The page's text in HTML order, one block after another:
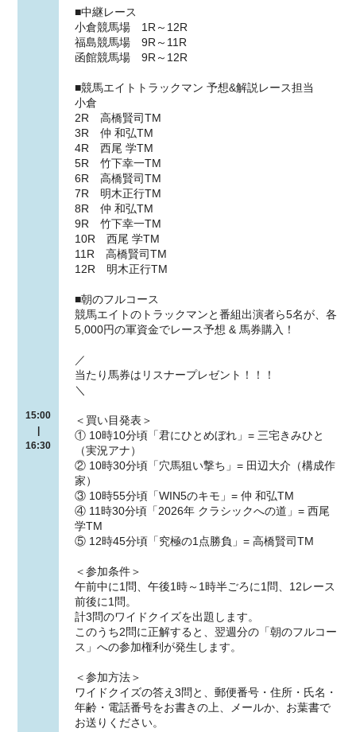
15:00
16:30
■中継レース
小倉競馬場 1R～12R
福島競馬場 9R～11R
函館競馬場 9R～12R
■競馬エイトトラックマン 予想&解説レース担当
小倉
2R 高橋賢司TM
3R 仲 和弘TM
4R 西尾 学TM
5R 竹下幸一TM
6R 高橋賢司TM
7R 明木正行TM
8R 仲 和弘TM
9R 竹下幸一TM
10R 西尾 学TM
11R 高橋賢司TM
12R 明木正行TM
■朝のフルコース
競馬エイトのトラックマンと番組出演者ら5名が、各
5,000円の軍資金でレース予想 & 馬券購入！
／
当たり馬券はリスナープレゼント！！！
＼
＜買い目発表＞
① 10時10分頃「君にひとめぼれ」= 三宅きみひと
（実況アナ）
② 10時30分頃「穴馬狙い撃ち」= 田辺大介（構成作
家）
③ 10時55分頃「WIN5のキモ」= 仲 和弘TM
④ 11時30分頃「2026年 クラシックへの道」= 西尾
学TM
⑤ 12時45分頃「究極の1点勝負」= 高橋賢司TM
＜参加条件＞
午前中に1問、午後1時～1時半ごろに1問、12レース
前後に1問。
計3問のワイドクイズを出題します。
このうち2問に正解すると、翌週分の「朝のフルコー
ス」への参加権利が発生します。
＜参加方法＞
ワイドクイズの答え3問と、郵便番号・住所・氏名・
年齢・電話番号をお書きの上、メールか、お葉書で
お送りください。